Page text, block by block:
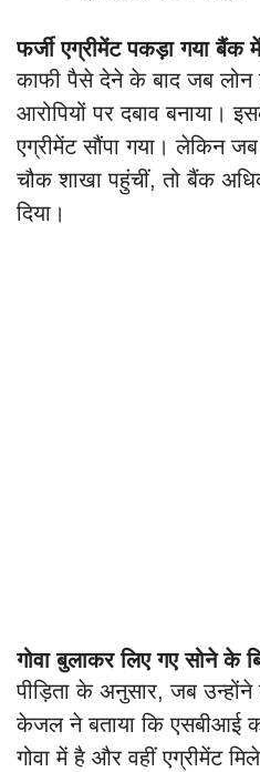
फर्जी एग्रीमेंट पकड़ा गया बैंक में
काफी पैसे देने के बाद जब लोन
आरोपियों पर दबाव बनाया।
एग्रीमेंट सौंपा गया। लेकिन
चौक शाखा पहुंचीं, तो बैंक
दिया।
गोवा बुलाकर लिए गए सोने के
पीड़िता के अनुसार, जब उन्होंने
केजल ने बताया कि एसबीआई
गोवा में है और वहीं एग्रीमेंट